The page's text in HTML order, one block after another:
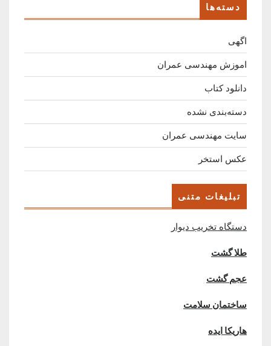
دسته‌ها
اگهی
اموزش مهندسی عمران
دانلود کتاب
دسته‌بندی نشده
سایت مهندسی عمران
عکس استخر
تبلیغات متنی
دستگاه تخریب دیوار
طلا گشت
عجم گشت
ساختمان سلامت
هاریکا ایده